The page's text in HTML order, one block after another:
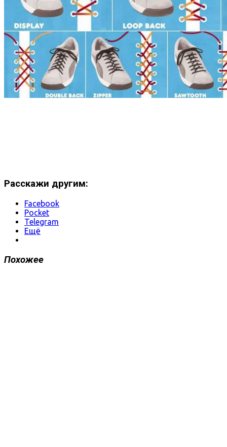
Расскажи другим:
Facebook
Pocket
Telegram
Ещё
Похожее